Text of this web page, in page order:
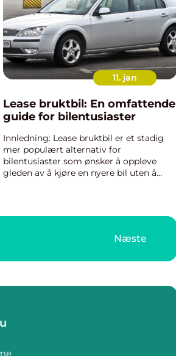
11. jan
Lease bruktbil: En omfattende
guide for bilentusiaster
Innledning: Lease bruktbil er et stadig
mer populært alternativ for
bilentusiaster som ønsker å oppleve
gleden av å kjøre en nyere bil uten å
Næste